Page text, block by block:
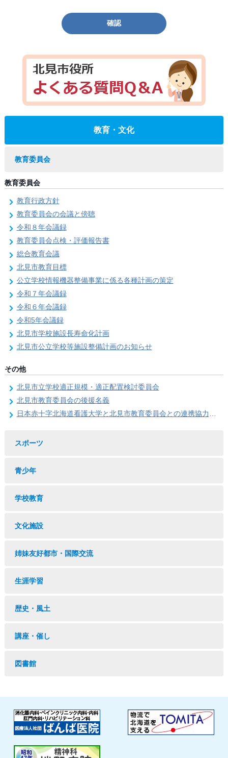
確認
教育・文化
教育委員会
教育委員会
教育行政方針
教育委員会の会議と傍聴
令和８年会議録
教育委員会点検・評価報告書
総合教育会議
北見市教育目標
公立学校情報機器整備事業に係る各種計画の策定
令和７年会議録
令和６年会議録
令和5年会議録
北見市学校施設長寿命化計画
北見市公立学校等施設整備計画のお知らせ
その他
北見市立学校適正規模・適正配置検討委員会
北見市教育委員会の後援名義
日本赤十字北海道看護大学と北見市教育委員会との連携協力に関する協定の締結
スポーツ
青少年
学校教育
文化施設
姉妹友好都市・国際交流
生涯学習
歴史・風土
講座・催し
図書館